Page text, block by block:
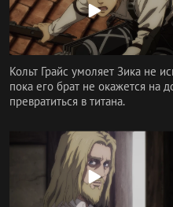
Кольт Грайс умоляет Зика не
пока его брат не окажется на
превратиться в титана.